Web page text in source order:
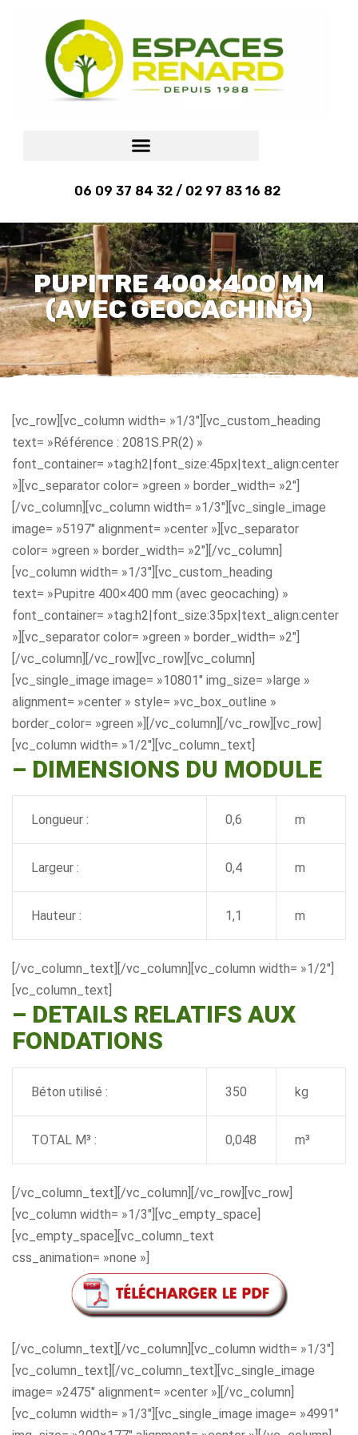
06 09 37 84 32 / 02 97 83 16 82
PUPITRE 400×400 MM
(AVEC GEOCACHING)
[vc_row][vc_column width= »1/3″][vc_custom_heading
text= »Référence : 2081S.PR(2) »
font_container= »tag:h2|font_size:45px|text_align:center
»][vc_separator color= »green » border_width= »2″]
[/vc_column][vc_column width= »1/3″][vc_single_image
image= »5197″ alignment= »center »][vc_separator
color= »green » border_width= »2″][/vc_column]
[vc_column width= »1/3″][vc_custom_heading
text= »Pupitre 400×400 mm (avec geocaching) »
font_container= »tag:h2|font_size:35px|text_align:center
»][vc_separator color= »green » border_width= »2″]
[/vc_column][/vc_row][vc_row][vc_column]
[vc_single_image image= »10801″ img_size= »large »
alignment= »center » style= »vc_box_outline »
border_color= »green »][/vc_column][/vc_row][vc_row]
[vc_column width= »1/2″][vc_column_text]
– DIMENSIONS DU MODULE
Longueur : 0,6 m
Largeur : 0,4 m
Hauteur : 1,1 m
[/vc_column_text][/vc_column][vc_column width= »1/2″]
[vc_column_text]
– DETAILS RELATIFS AUX
FONDATIONS
Béton utilisé : 350 kg
TOTAL M³ : 0,048 m³
[/vc_column_text][/vc_column][/vc_row][vc_row]
[vc_column width= »1/3″][vc_empty_space]
[vc_empty_space][vc_column_text
css_animation= »none »]
[/vc_column_text][/vc_column][vc_column width= »1/3″]
[vc_column_text][/vc_column_text][vc_single_image
image= »2475″ alignment= »center »][/vc_column]
[vc_column width= »1/3″][vc_single_image image= »4991″